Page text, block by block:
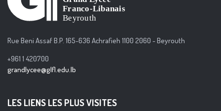
Rue Beni Assaf B.P. 165-636 Achrafieh 1100 2060 - Beyrouth
+961 1 420700
grandlycee@glfl.edu.lb
LES LIENS LES PLUS VISITES